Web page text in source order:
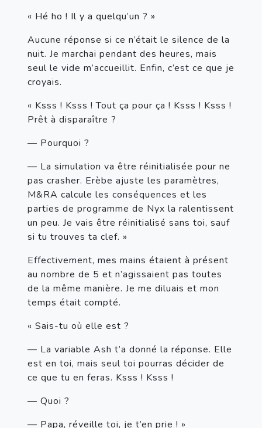
« Hé ho ! Il y a quelqu’un ? »
Aucune réponse si ce n’était le silence de la
nuit. Je marchai pendant des heures, mais
seul le vide m’accueillit. Enfin, c’est ce que je
croyais.
« Ksss ! Ksss ! Tout ça pour ça ! Ksss ! Ksss !
Prêt à disparaître ?
— Pourquoi ?
— La simulation va être réinitialisée pour ne
pas crasher. Erèbe ajuste les paramètres,
M&RA calcule les conséquences et les
parties de programme de Nyx la ralentissent
un peu. Je vais être réinitialisé sans toi, sauf
si tu trouves ta clef. »
Effectivement, mes mains étaient à présent
au nombre de 5 et n’agissaient pas toutes
de la même manière. Je me diluais et mon
temps était compté.
« Sais-tu où elle est ?
— La variable Ash t’a donné la réponse. Elle
est en toi, mais seul toi pourras décider de
ce que tu en feras. Ksss ! Ksss !
— Quoi ?
— Papa, réveille toi, je t’en prie ! »